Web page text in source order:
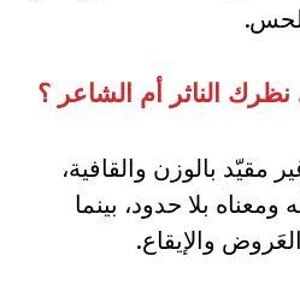
الناثر أم الشاعر ؟
مقيّد بالوزن والقافية،
بلا حدود، بينما
والإيقاع.